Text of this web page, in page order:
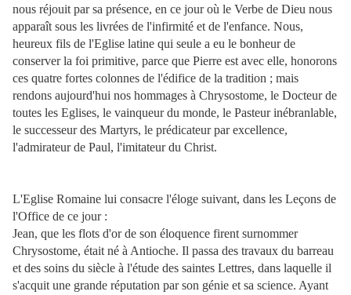
nous réjouit par sa présence, en ce jour où le Verbe de Dieu nous
apparaît sous les livrées de l'infirmité et de l'enfance. Nous,
heureux fils de l'Eglise latine qui seule a eu le bonheur de
conserver la foi primitive, parce que Pierre est avec elle, honorons
ces quatre fortes colonnes de l'édifice de la tradition ; mais
rendons aujourd'hui nos hommages à Chrysostome, le Docteur de
toutes les Eglises, le vainqueur du monde, le Pasteur inébranlable,
le successeur des Martyrs, le prédicateur par excellence,
l'admirateur de Paul, l'imitateur du Christ.
L'Eglise Romaine lui consacre l'éloge suivant, dans les Leçons de
l'Office de ce jour :
Jean, que les flots d'or de son éloquence firent surnommer
Chrysostome, était né à Antioche. Il passa des travaux du barreau
et des soins du siècle à l'étude des saintes Lettres, dans laquelle il
s'acquit une grande réputation par son génie et sa science. Ayant